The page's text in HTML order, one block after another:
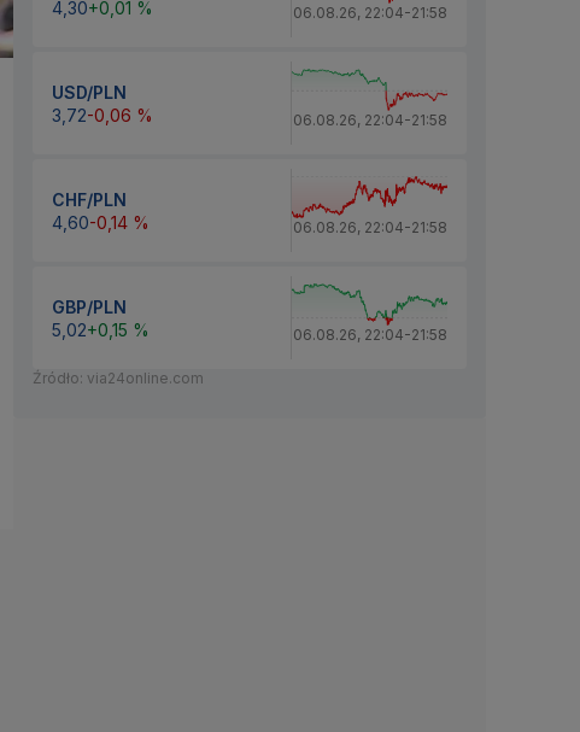
4,30+0,01 % 06.08.26, 22:04-21:58
USD/PLN
3,72-0,06 % 06.08.26, 22:04-21:58
CHF/PLN
4,60-0,14 % 06.08.26, 22:04-21:58
GBP/PLN
5,02+0,15 % 06.08.26, 22:04-21:58
Źródło: via24online.com